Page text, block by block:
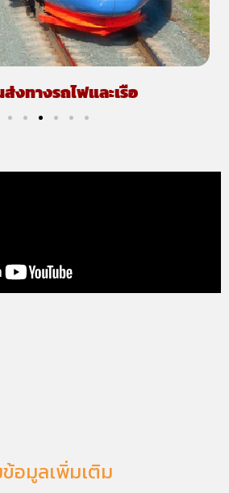
งทางรถไฟและเรือ
อมูลเพิ่มเติม